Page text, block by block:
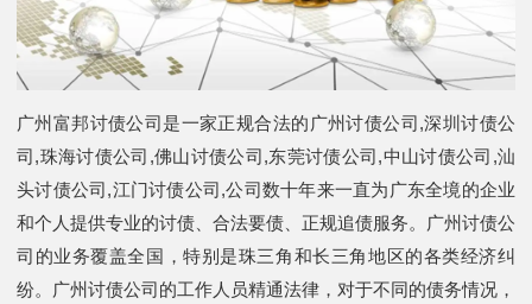
广州富邦讨债公司是一家正规合法的广州讨债公司,深圳讨债公
司,珠海讨债公司,佛山讨债公司,东莞讨债公司,中山讨债公司,汕
头讨债公司,江门讨债公司,公司数十年来一直为广东全境的企业
和个人提供专业的讨债、合法要债、正规追债服务。广州讨债公
司的业务覆盖全国，特别是珠三角和长三角地区的各类经济纠
纷。广州讨债公司的工作人员精通法律，对于不同的债务情况，